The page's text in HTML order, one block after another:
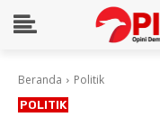
Beranda Politik
POLITIK